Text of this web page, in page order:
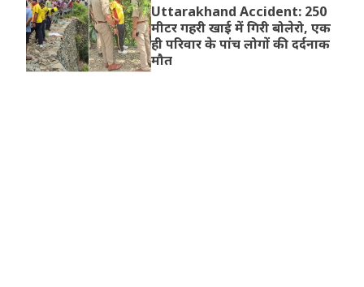
Uttarakhand Accident: 250
मीटर गहरी खाई में गिरी बोलेरो, एक
ही परिवार के पांच लोगों की दर्दनाक
मौत